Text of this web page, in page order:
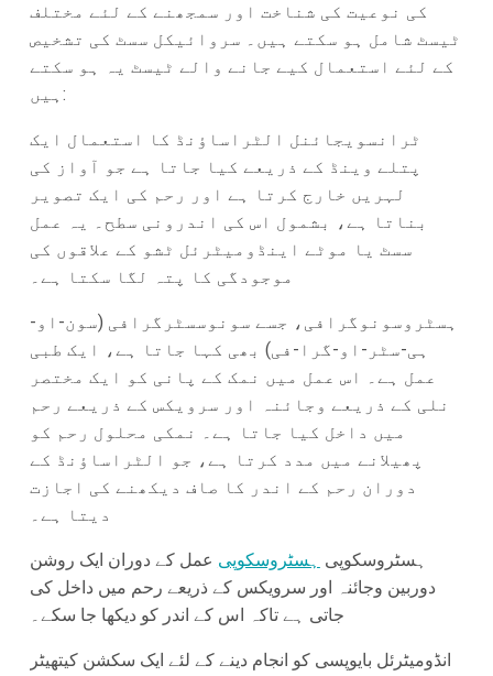
کی نوعیت کی شناخت اور سمجھنے کے لئے مختلف
ٹیسٹ شامل ہو سکتے ہیں۔ سروائیکل سسٹ کی تشخیص
کے لئے استعمال کیے جانے والے ٹیسٹ یہ ہو سکتے
ہیں:
ٹرانسویجائنل الٹراساؤنڈ کا استعمال ایک
پتلے وینڈ کے ذریعے کیا جاتا ہے جو آواز کی
لہریں خارج کرتا ہے اور رحم کی ایک تصویر
بناتا ہے، بشمول اس کی اندرونی سطح۔ یہ عمل
سسٹ یا موٹے اینڈومیٹرئل ٹشو کے علاقوں کی
موجودگی کا پتہ لگا سکتا ہے۔
ہسٹروسونوگرافی، جسے سونوسسٹرگرافی (سون-او-
ہی-سٹر-او-گرا-فی) بھی کہا جاتا ہے، ایک طبی
عمل ہے۔ اس عمل میں نمک کے پانی کو ایک مختصر
نلی کے ذریعے وجائنہ اور سرویکس کے ذریعے رحم
میں داخل کیا جاتا ہے۔ نمکی محلول رحم کو
پھیلانے میں مدد کرتا ہے، جو الٹراساؤنڈ کے
دوران رحم کے اندر کا صاف دیکھنے کی اجازت
دیتا ہے۔
ہسٹروسکوپی ہسٹروسکوپی عمل کے دوران ایک روشن
دوربین وجائنہ اور سرویکس کے ذریعے رحم میں داخل کی
جاتی ہے تاکہ اس کے اندر کو دیکھا جا سکے۔
انڈومیٹرئل بایوپسی کو انجام دینے کے لئے ایک سکشن کیتھیٹر